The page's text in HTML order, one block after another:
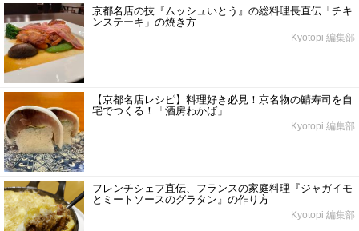
京都名店の技『ムッシュいとう』の総料理長直伝「チキ
ンステーキ」の焼き方
Kyotopi 編集部
【京都名店レシピ】料理好き必見！京名物の鯖寿司を自
宅でつくる！「酒房わかば」
Kyotopi 編集部
フレンチシェフ直伝、フランスの家庭料理『ジャガイモ
とミートソースのグラタン』の作り方
Kyotopi 編集部